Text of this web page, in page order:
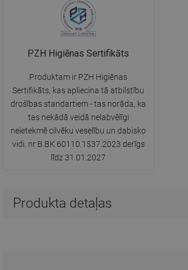
PZH Higiēnas Sertifikāts
Produktam ir PZH Higiēnas
Sertifikāts, kas apliecina tā atbilstību
drošības standartiem - tas norāda, ka
tas nekādā veidā nelabvēlīgi
neietekmē cilvēku veselību un dabisko
vidi. nr B.BK.60110.1537.2023 derīgs
līdz 31.01.2027
Produkta detaļas